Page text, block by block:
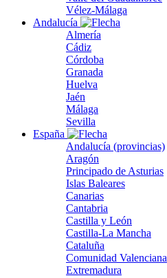
Vélez-Málaga
Andalucía
Almería
Cádiz
Córdoba
Granada
Huelva
Jaén
Málaga
Sevilla
España
Andalucía (provincias)
Aragón
Principado de Asturias
Islas Baleares
Canarias
Cantabria
Castilla y León
Castilla-La Mancha
Cataluña
Comunidad Valenciana
Extremadura